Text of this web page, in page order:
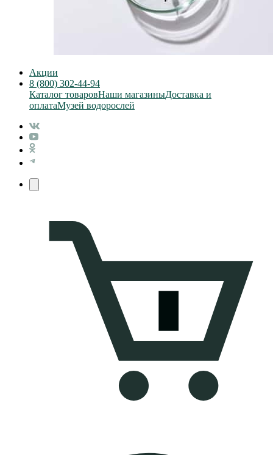
Акции
8 (800) 302-44-94
Каталог товаровНаши магазиныДоставка и
оплатаМузей водорослей